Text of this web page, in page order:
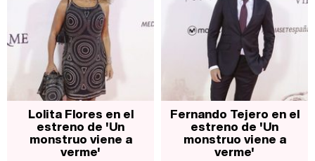
Lolita Flores en el
estreno de 'Un
monstruo viene a
verme'
Fernando Tejero en el
estreno de 'Un
monstruo viene a
verme'